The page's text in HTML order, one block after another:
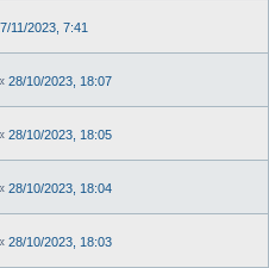
11/2023, 7:41
28/10/2023, 18:07
28/10/2023, 18:05
28/10/2023, 18:04
28/10/2023, 18:03